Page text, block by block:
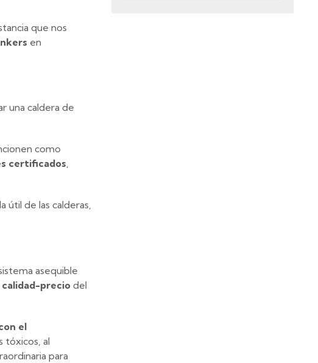
que nos
en
una caldera de
como
certificados,
útil de las calderas,
asequible
precio del
el
tóxicos, al
para